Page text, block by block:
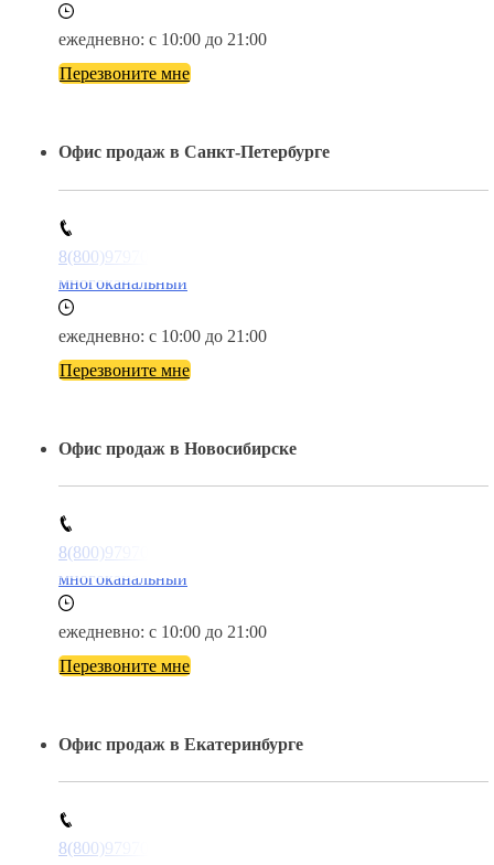
ежедневно: с 10:00 до 21:00
Перезвоните мне
Офис продаж в Санкт-Петербурге
8(800)9797043
многоканальный
ежедневно: с 10:00 до 21:00
Перезвоните мне
Офис продаж в Новосибирске
8(800)9797043
многоканальный
ежедневно: с 10:00 до 21:00
Перезвоните мне
Офис продаж в Екатеринбурге
8(800)9797043